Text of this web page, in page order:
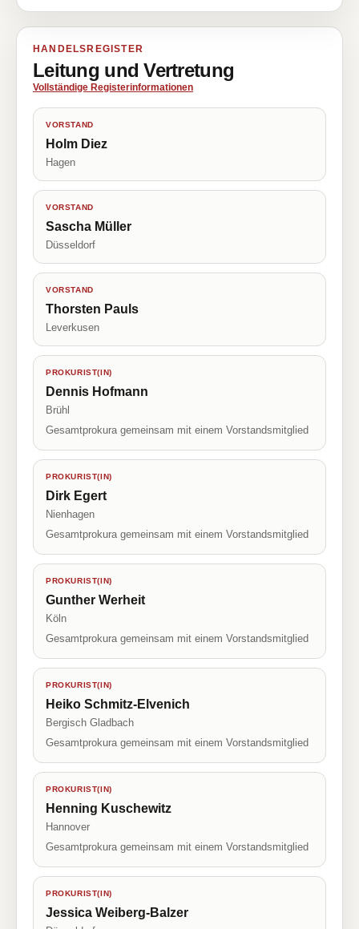
HANDELSREGISTER
Leitung und Vertretung
Vollständige Registerinformationen
VORSTAND
Holm Diez
Hagen
VORSTAND
Sascha Müller
Düsseldorf
VORSTAND
Thorsten Pauls
Leverkusen
PROKURIST(IN)
Dennis Hofmann
Brühl
Gesamtprokura gemeinsam mit einem Vorstandsmitglied
PROKURIST(IN)
Dirk Egert
Nienhagen
Gesamtprokura gemeinsam mit einem Vorstandsmitglied
PROKURIST(IN)
Gunther Werheit
Köln
Gesamtprokura gemeinsam mit einem Vorstandsmitglied
PROKURIST(IN)
Heiko Schmitz-Elvenich
Bergisch Gladbach
Gesamtprokura gemeinsam mit einem Vorstandsmitglied
PROKURIST(IN)
Henning Kuschewitz
Hannover
Gesamtprokura gemeinsam mit einem Vorstandsmitglied
PROKURIST(IN)
Jessica Weiberg-Balzer